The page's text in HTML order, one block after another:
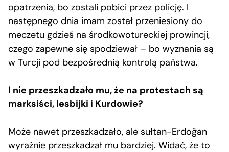
opatrzenia, bo zostali pobici przez policję. I
następnego dnia imam został przeniesiony do
meczetu gdzieś na środkowotureckiej prowincji,
czego zapewne się spodziewał – bo wyznania są
w Turcji pod bezpośrednią kontrolą państwa.
I nie przeszkadzało mu, że na protestach są
marksiści, lesbijki i Kurdowie?
Może nawet przeszkadzało, ale sułtan-Erdoğan
wyraźnie przeszkadzał mu bardziej. Widać, że to